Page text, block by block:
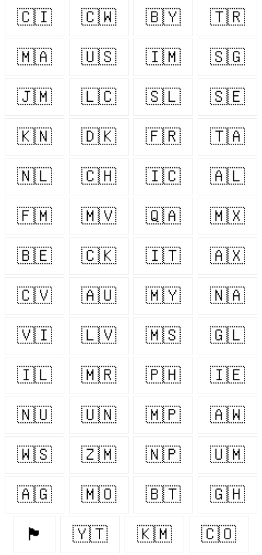
🇨🇮 🇨🇼 🇧🇾 🇹🇷
🇲🇦 🇺🇸 🇮🇲 🇸🇬
🇯🇲 🇱🇨 🇸🇱 🇸🇪
🇰🇳 🇩🇰 🇫🇷 🇹🇦
🇳🇱 🇨🇭 🇮🇨 🇦🇱
🇫🇲 🇲🇻 🇶🇦 🇲🇽
🇧🇪 🇨🇰 🇮🇹 🇦🇽
🇨🇻 🇦🇺 🇲🇾 🇳🇦
🇻🇮 🇱🇻 🇲🇸 🇬🇱
🇮🇱 🇲🇷 🇵🇭 🇮🇪
🇳🇺 🇺🇳 🇲🇵 🇦🇼
🇼🇸 🇿🇲 🇳🇵 🇺🇲
🇦🇬 🇲🇴 🇧🇹 🇬🇭
🏴󠁧󠁢󠁥󠁮󠁧󠁿 🇾🇹 🇰🇲 🇨🇴